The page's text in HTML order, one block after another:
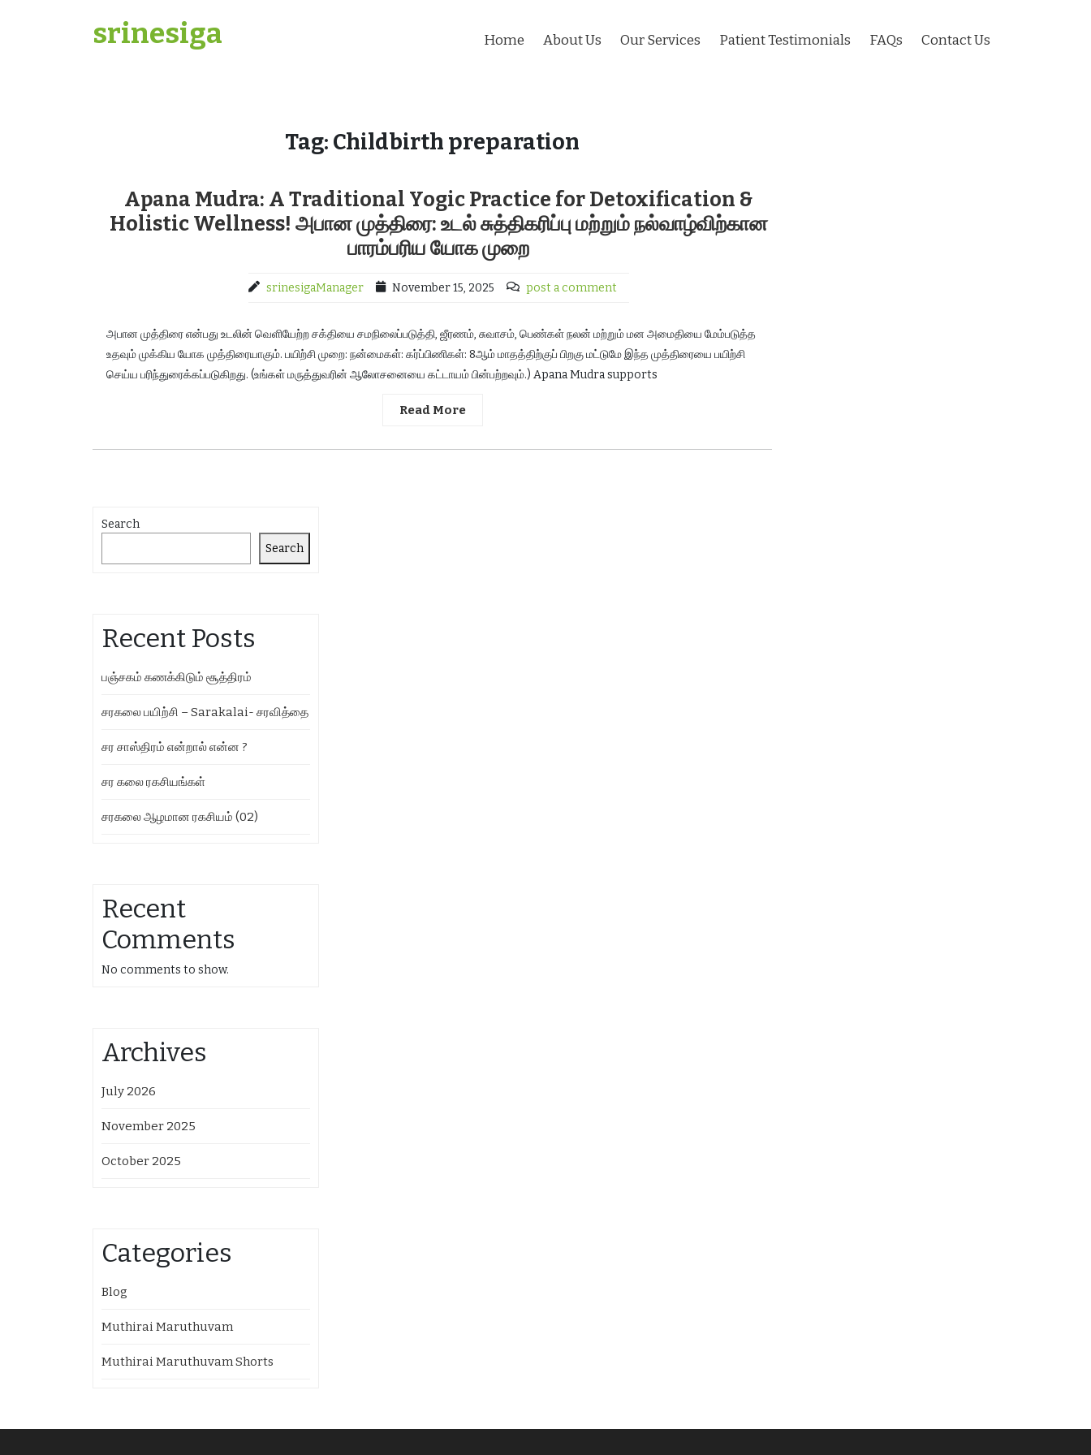
srinesiga Home About Us Our Services Patient Testimonials FAQs Contact Us
Tag: Childbirth preparation
Apana Mudra: A Traditional Yogic Practice for Detoxification &
Holistic Wellness! அபான முத்திரை: உடல் சுத்திகரிப்பு மற்றும் நல்வாழ்விற்கான
பாரம்பரிய யோக முறை
srinesigaManager November 15, 2025 post a comment
அபான முத்திரை என்பது உடலின் வெளியேற்ற சக்தியை சமநிலைப்படுத்தி, ஜீரணம், சுவாசம், பெண்கள் நலன் மற்றும் மன அமைதியை மேம்படுத்த
உதவும் முக்கிய யோக முத்திரையாகும். பயிற்சி முறை: நன்மைகள்: கர்ப்பிணிகள்: 8ஆம் மாதத்திற்குப் பிறகு மட்டுமே இந்த முத்திரையை பயிற்சி
செய்ய பரிந்துரைக்கப்படுகிறது. (உங்கள் மருத்துவரின் ஆலோசனையை கட்டாயம் பின்பற்றவும்.) Apana Mudra supports
Read More
Search
Search
Recent Posts
பஞ்சகம் கணக்கிடும் சூத்திரம்
சரகலை பயிற்சி – Sarakalai- சரவித்தை
சர சாஸ்திரம் என்றால் என்ன ?
சர கலை ரகசியங்கள்
சரகலை ஆழமான ரகசியம் (02)
Recent
Comments
No comments to show.
Archives
July 2026
November 2025
October 2025
Categories
Blog
Muthirai Maruthuvam
Muthirai Maruthuvam Shorts